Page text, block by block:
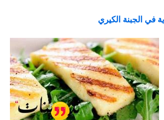
في الجبنة الكيري